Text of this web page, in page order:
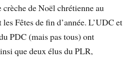
de Noël chrétienne au
Fêtes de fin d’année. L’UDC et
PDC (mais pas tous) ont
que deux élus du PLR,